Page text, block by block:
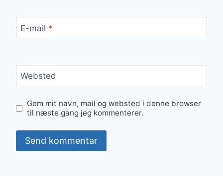
E-mail *
Websted
Gem mit navn, mail og websted i denne browser
til næste gang jeg kommenterer.